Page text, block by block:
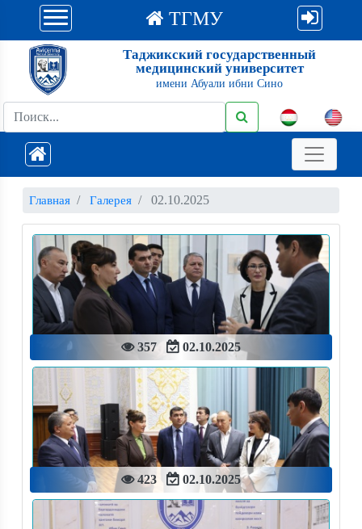
ТГМУ
Таджикский государственный
медицинский университет
имени Абуали ибни Сино
Главная Галерея 02.10.2025
357 02.10.2025
423 02.10.2025